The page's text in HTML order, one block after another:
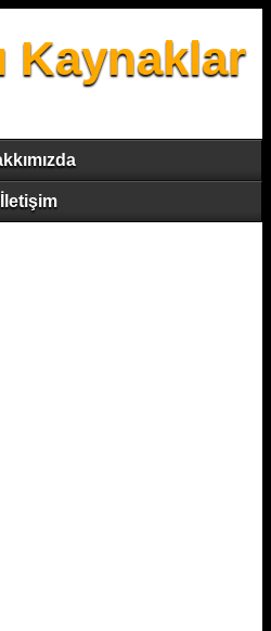
Kaynaklar
İletişim